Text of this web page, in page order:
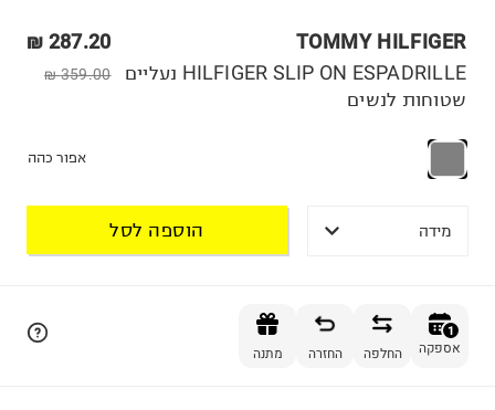
TOMMY HILFIGER
287.20 ₪
359.00 ₪
HILFIGER SLIP ON ESPADRILLE נעליים
שטוחות לנשים
אפור כהה
מידה הוספה לסל
1
אספקה החלפה החזרה מתנה